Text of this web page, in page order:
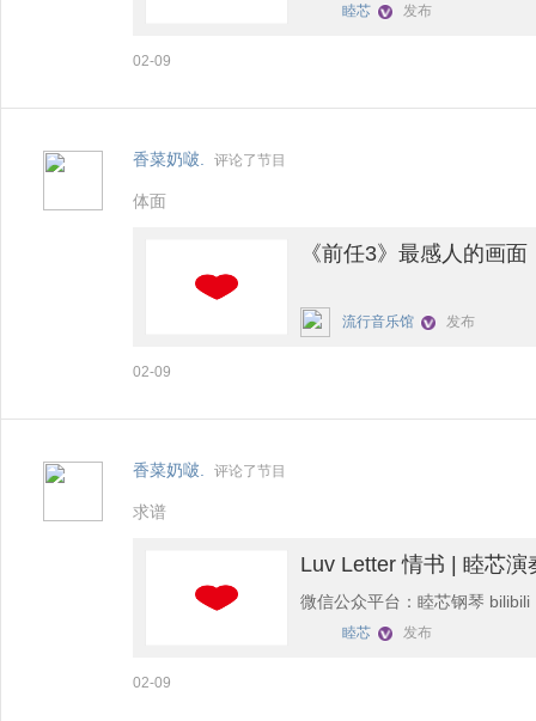
睦芯 发布
02-09
香菜奶啵. 评论了节目
体面
《前任3》最感人的画
流行音乐馆 发布
02-09
香菜奶啵. 评论了节目
求谱
Luv Letter 情书 | 睦芯演
微信公众平台：睦芯钢琴 bilibili
睦芯 发布
02-09